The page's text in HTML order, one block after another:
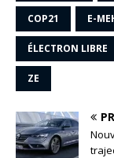
COP21 E-
ÉLECTRON LIBRE
ZE